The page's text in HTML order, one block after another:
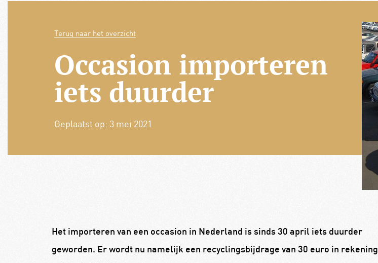
Terug naar het overzicht
Occasion importeren
iets duurder
Geplaatst op: 3 mei 2021
Het importeren van een occasion in Nederland is sinds 30 april iets duurder
geworden. Er wordt nu namelijk een recyclingsbijdrage van 30 euro in rekening